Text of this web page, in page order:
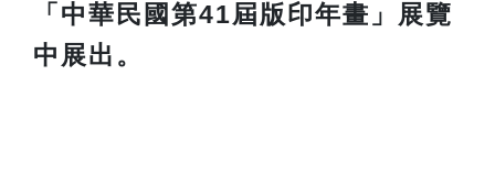
「中華民國第41屆版印年畫」展覽
中展出。